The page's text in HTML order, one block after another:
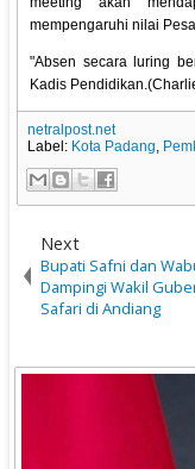
mempengaruhi nilai
"Absen secara luring
Kadis
netralpost.net
Label: Kota Padang,
Next
Bupati Safni dan
Dampingi Wakil
Safari di Andiang